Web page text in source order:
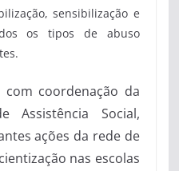
sensibilização e
os tipos de abuso
com coordenação da
Assistência Social,
ações da rede de
nas escolas